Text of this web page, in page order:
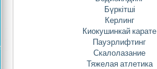
Бүркітші
Керлинг
Киокушинкай карате
Пауэрлифтинг
Скалолазание
Тяжелая атлетика